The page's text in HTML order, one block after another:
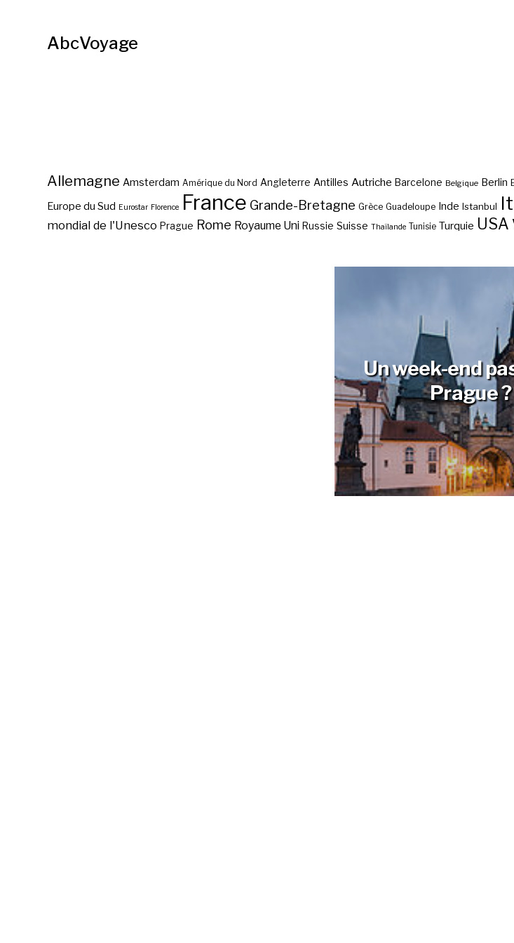
AbcVoyage
Allemagne Amsterdam Amérique du Nord Angleterre Antilles Autriche Barcelone Belgique Berlin
Europe du Sud Eurostar Florence France Grande-Bretagne Grèce Guadeloupe Inde Istanbul
mondial de l'Unesco Prague Rome Royaume Uni Russie Suisse Thaïlande Tunisie Turquie USA
Un week-end
Prague ?